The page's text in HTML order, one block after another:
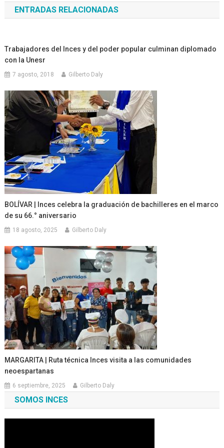
entradas
ENTRADAS RELACIONADAS
Trabajadores del Inces y del poder popular culminan diplomado
con la Unesr
7 agosto, 2018 Gilberto Daly
BOLÍVAR | Inces celebra la graduación de bachilleres en el marco
de su 66.° aniversario
18 agosto, 2025 Gilberto Daly
MARGARITA | Ruta técnica Inces visita a las comunidades
neoespartanas
6 septiembre, 2025 Gilberto Daly
SOMOS INCES